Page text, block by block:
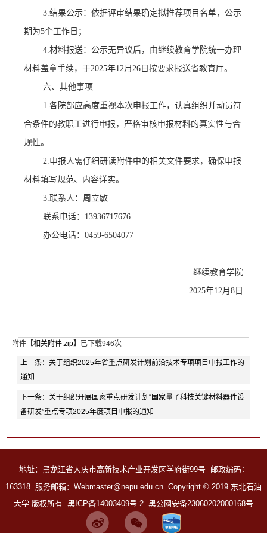
3.结果公示：依据评审结果确定拟推荐项目名单，公示
期为5个工作日；
4.材料报送：公示无异议后，由继续教育学院统一办理
材料盖章手续，于2025年12月26日按要求报送省教育厅。
六、其他事项
1.各院部应高度重视本次申报工作，认真组织并动员符
合条件的教职工进行申报，严格审核申报材料的真实性与合
规性。
2.申报人需仔细研读附件中的相关文件要求，确保申报
材料填写规范、内容详实。
3.联系人：周立敏
联系电话： 13936717676
办公电话：0459-6504077
继续教育学院
2025年12月8日
附件【相关附件.zip】已下载946次
上一条： 关于组织2025年省重点研发计划前沿技术专项项目申报工作的
通知
下一条： 关于组织开展国家重点研发计划“国家量子科技关键材料器件设
备研发”重点专项2025年度项目申报的通知
地址：黑龙江省大庆市高新技术产业开发区学府街99号 邮政编码：
163318 服务邮箱：Webmaster@nepu.edu.cn Copyright © 2019 东北石油
大学 版权所有 黑ICP备14003409号-2 黑公网安备23060202000168号